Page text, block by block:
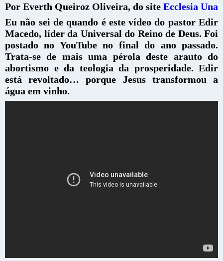
Por Everth Queiroz Oliveira, do site Ecclesia Una
Eu não sei de quando é este vídeo do pastor Edir
Macedo, líder da Universal do Reino de Deus. Foi
postado no YouTube no final do ano passado.
Trata-se de mais uma pérola deste arauto do
abortismo e da teologia da prosperidade. Edir
está revoltado… porque Jesus transformou a
água em vinho.